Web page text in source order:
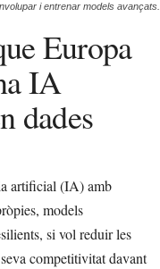
i entrenar models avançats.
Europa
IA
dades
artificial (IA) amb
models
si vol reduir les
competitivitat davant